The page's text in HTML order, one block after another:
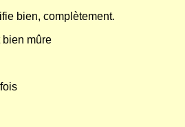
bien, complètement.
bien mûre